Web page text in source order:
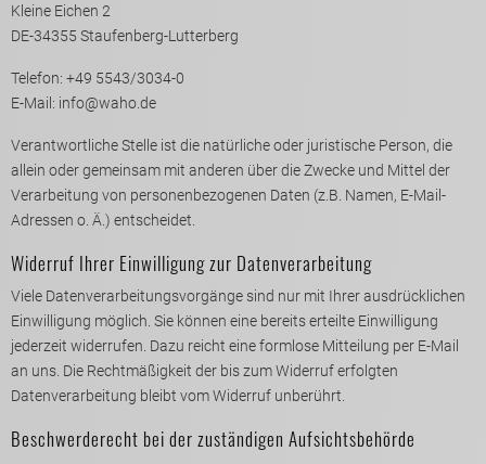
Kleine Eichen 2
DE-34355 Staufenberg-Lutterberg
Telefon: +49 5543/3034-0
E-Mail: info@waho.de
Verantwortliche Stelle ist die natürliche oder juristische Person, die
allein oder gemeinsam mit anderen über die Zwecke und Mittel der
Verarbeitung von personenbezogenen Daten (z.B. Namen, E-Mail-
Adressen o. Ä.) entscheidet.
Widerruf Ihrer Einwilligung zur Datenverarbeitung
Viele Datenverarbeitungsvorgänge sind nur mit Ihrer ausdrücklichen
Einwilligung möglich. Sie können eine bereits erteilte Einwilligung
jederzeit widerrufen. Dazu reicht eine formlose Mitteilung per E-Mail
an uns. Die Rechtmäßigkeit der bis zum Widerruf erfolgten
Datenverarbeitung bleibt vom Widerruf unberührt.
Beschwerderecht bei der zuständigen Aufsichtsbehörde